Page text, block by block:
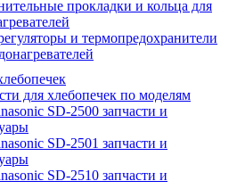
прокладки и кольца для
и термопредохранители
для хлебопечек по моделям
SD-2500 запчасти и
SD-2501 запчасти и
SD-2510 запчасти и